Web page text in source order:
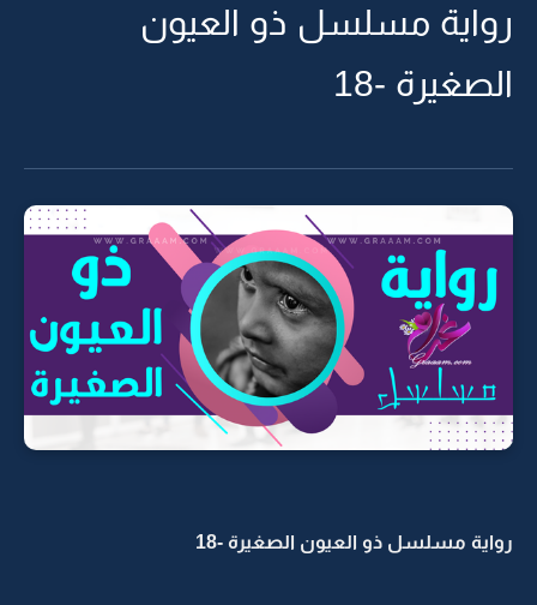
رواية مسلسل ذو العيون
الصغيرة -18
رواية مسلسل ذو العيون الصغيرة -18